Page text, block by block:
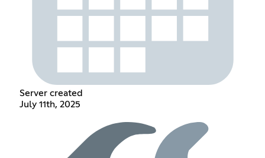
Server created
July 11th, 2025